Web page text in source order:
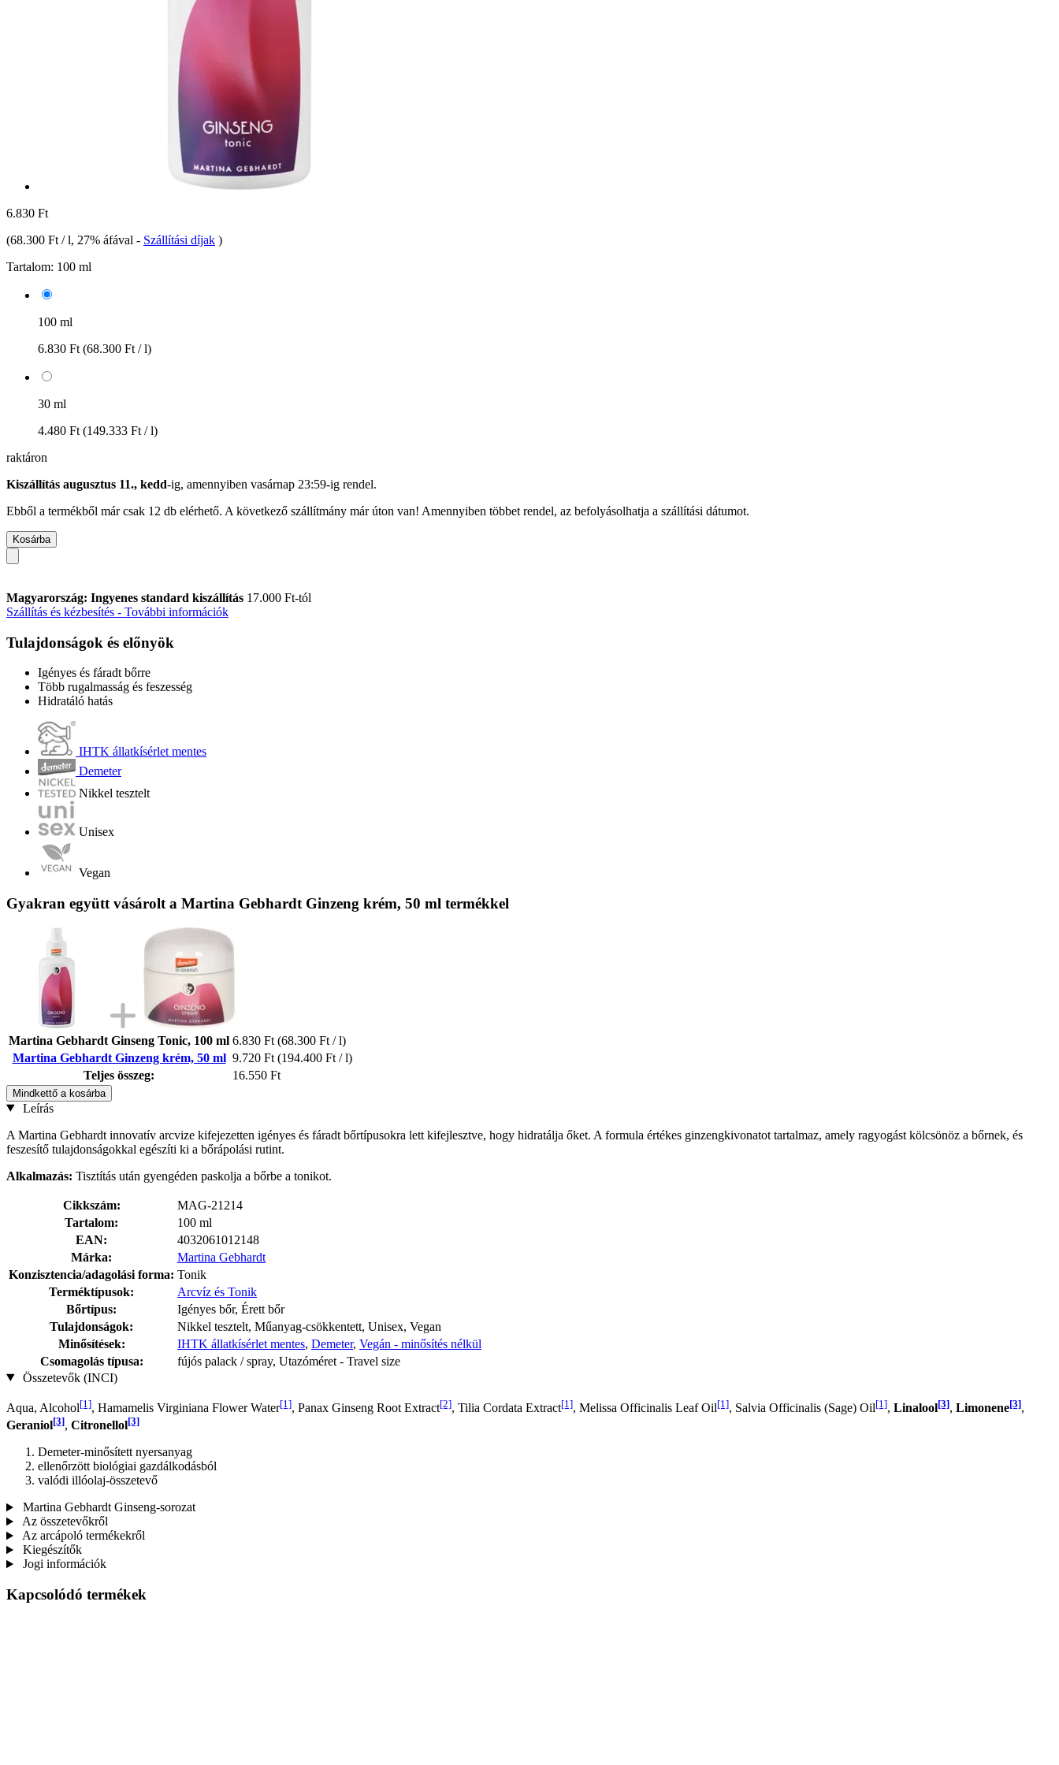
6.830 Ft
(68.300 Ft / l, 27% áfával - Szállítási díjak )
Tartalom: 100 ml
100 ml
6.830 Ft (68.300 Ft / l)
30 ml
4.480 Ft (149.333 Ft / l)
raktáron
Kiszállítás augusztus 11., kedd-ig, amennyiben vasárnap 23:59-ig rendel.
Ebből a termékből már csak 12 db elérhető. A következő szállítmány már úton van! Amennyiben többet rendel, az befolyásolhatja a szállítási dátumot.
Kosárba
Magyarország: Ingyenes standard kiszállítás 17.000 Ft-tól
Szállítás és kézbesítés - További információk
Tulajdonságok és előnyök
Igényes és fáradt bőrre
Több rugalmasság és feszesség
Hidratáló hatás
IHTK állatkísérlet mentes
Demeter
Nikkel tesztelt
Unisex
Vegan
Gyakran együtt vásárolt a Martina Gebhardt Ginzeng krém, 50 ml termékkel
Martina Gebhardt Ginseng Tonic, 100 ml 6.830 Ft (68.300 Ft / l)
Martina Gebhardt Ginzeng krém, 50 ml 9.720 Ft (194.400 Ft / l)
Teljes összeg:
16.550 Ft
Mindkettő a kosárba
Leírás
A Martina Gebhardt innovatív arcvize kifejezetten igényes és fáradt bőrtípusokra lett kifejlesztve, hogy hidratálja őket. A formula értékes ginzengkivonatot tartalmaz, amely ragyogást kölcsönöz a bőrnek, és
feszesítő tulajdonságokkal egészíti ki a bőrápolási rutint.
Alkalmazás: Tisztítás után gyengéden paskolja a bőrbe a tonikot.
Cikkszám:
MAG-21214
Tartalom:
100 ml
EAN:
4032061012148
Márka:
Martina Gebhardt
Konzisztencia/adagolási forma: Tonik
Terméktípusok:
Arcvíz és Tonik
Bőrtípus:
Igényes bőr, Érett bőr
Tulajdonságok:
Nikkel tesztelt, Műanyag-csökkentett, Unisex, Vegan
Minősítések:
IHTK állatkísérlet mentes, Demeter, Vegán - minősítés nélkül
Csomagolás típusa:
fújós palack / spray, Utazóméret - Travel size
Összetevők (INCI)
Aqua, Alcohol[1], Hamamelis Virginiana Flower Water[1], Panax Ginseng Root Extract[2], Tilia Cordata Extract[1], Melissa Officinalis Leaf Oil[1], Salvia Officinalis (Sage) Oil[1], Linalool[3], Limonene[3],
Geraniol[3], Citronellol[3]
Demeter-minősített nyersanyag
ellenőrzött biológiai gazdálkodásból
valódi illóolaj-összetevő
Martina Gebhardt Ginseng-sorozat
Az összetevőkről
Az arcápoló termékekről
Kiegészítők
Jogi információk
Kapcsolódó termékek